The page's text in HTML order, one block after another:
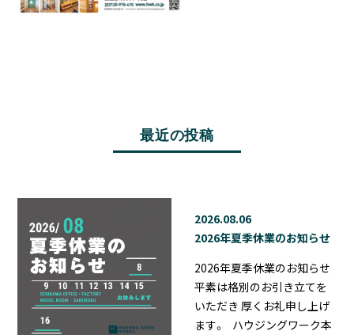
最近の投稿
2026.08.06
2026年夏季休業のお知らせ
2026年夏季休業のお知らせ
平素は格別のお引き立てを
いただき 厚くお礼申し上げ
ます。 ハウジングワーク本